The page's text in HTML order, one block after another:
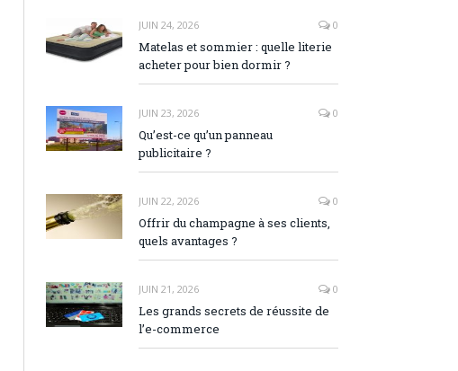
JUIN 24, 2026 0
Matelas et sommier : quelle literie
acheter pour bien dormir ?
JUIN 23, 2026 0
Qu’est-ce qu’un panneau
publicitaire ?
JUIN 22, 2026 0
Offrir du champagne à ses clients,
quels avantages ?
JUIN 21, 2026 0
Les grands secrets de réussite de
l’e-commerce